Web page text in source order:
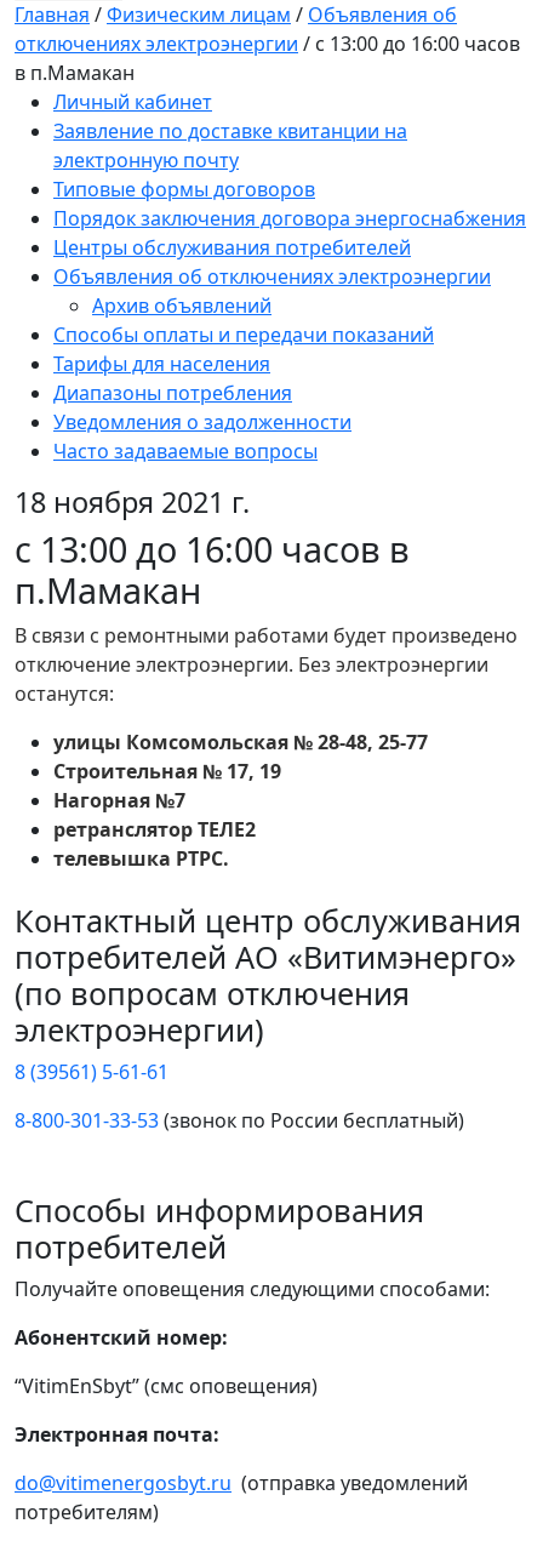
Главная /Физическим лицам / Объявления об
отключениях электроэнергии / c 13:00 до 16:00 часов
в п.Мамакан
Личный кабинет
Заявление по доставке квитанции на
электронную почту
Типовые формы договоров
Порядок заключения договора энергоснабжения
Центры обслуживания потребителей
Объявления об отключениях электроэнергии
Архив объявлений
Способы оплаты и передачи показаний
Тарифы для населения
Диапазоны потребления
Уведомления о задолженности
Часто задаваемые вопросы
18 ноября 2021 г.
c 13:00 до 16:00 часов в
п.Мамакан
В связи с ремонтными работами будет произведено
отключение электроэнергии. Без электроэнергии
останутся:
улицы Комсомольская № 28-48, 25-77
Строительная № 17, 19
Нагорная №7
ретранслятор ТЕЛЕ2
телевышка РТРС.
Контактный центр обслуживания
потребителей АО «Витимэнерго»
(по вопросам отключения
электроэнергии)
8 (39561) 5-61-61
8-800-301-33-53(звонок по России бесплатный)
Способы информирования
потребителей
Получайте оповещения следующими способами:
Абонентский номер:
“VitimEnSbyt” (смс оповещения)
Электронная почта:
do@vitimenergosbyt.ru (отправка уведомлений
потребителям)